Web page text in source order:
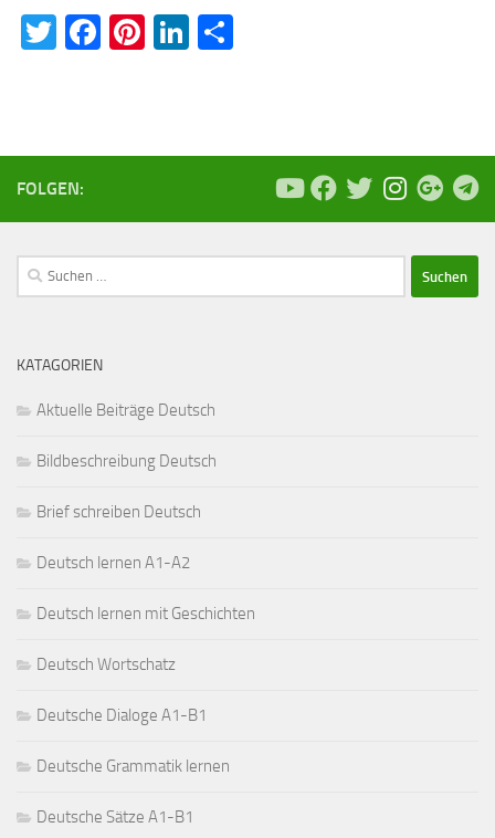
Twitter
Facebook
Pinterest
LinkedIn
FOLGEN:
Suchen
nach:
KATAGORIEN
Aktuelle Beiträge Deutsch
Bildbeschreibung Deutsch
Brief schreiben Deutsch
Deutsch lernen A1-A2
Deutsch lernen mit Geschichten
Deutsch Wortschatz
Deutsche Dialoge A1-B1
Deutsche Grammatik lernen
Deutsche Sätze A1-B1